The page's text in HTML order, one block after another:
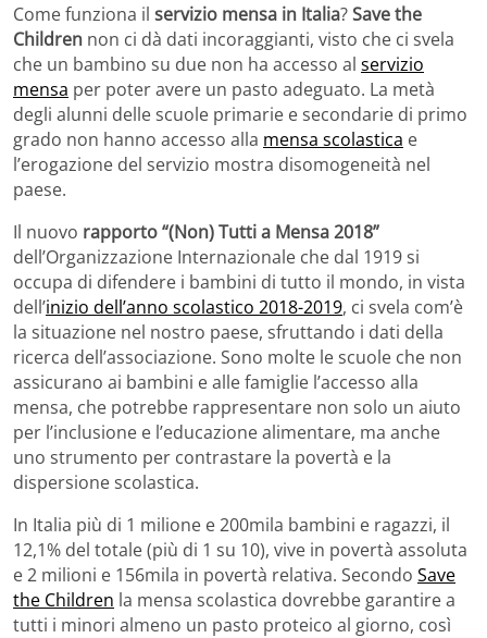
Come funziona il servizio mensa in Italia?Save the
Children non ci dà dati incoraggianti, visto che ci svela
che un bambino su due non ha accesso al servizio
mensa per poter avere un pasto adeguato. La metà
degli alunni delle scuole primarie e secondarie di primo
grado non hanno accesso alla mensa scolastica e
l’erogazione del servizio mostra disomogeneità nel
paese.
Il nuovo rapporto “(Non) Tutti a Mensa 2018”
dell’Organizzazione Internazionale che dal 1919 si
occupa di difendere i bambini di tutto il mondo, in vista
dell’inizio dell’anno scolastico 2018-2019, ci svela com’è
la situazione nel nostro paese, sfruttando i dati della
ricerca dell’associazione. Sono molte le scuole che non
assicurano ai bambini e alle famiglie l’accesso alla
mensa, che potrebbe rappresentare non solo un aiuto
per l’inclusione e l’educazione alimentare, ma anche
uno strumento per contrastare la povertà e la
dispersione scolastica.
In Italia più di 1 milione e 200mila bambini e ragazzi, il
12,1% del totale (più di 1 su 10), vive in povertà assoluta
e 2 milioni e 156mila in povertà relativa. Secondo Save
the Children la mensa scolastica dovrebbe garantire a
tutti i minori almeno un pasto proteico al giorno, così